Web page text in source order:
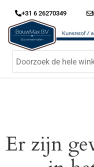
+31 6 26270349
Er zijn